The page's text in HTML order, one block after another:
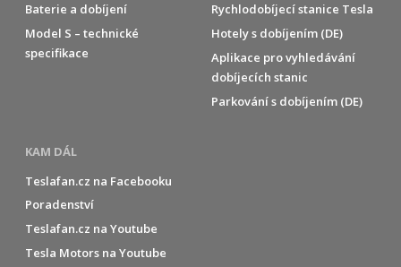
Baterie a dobíjení
Model S – technické
specifikace
Rychlodobíjecí stanice Tesla
Hotely s dobíjením (DE)
Aplikace pro vyhledávání
dobíjecích stanic
Parkování s dobíjením (DE)
KAM DÁL
Teslafan.cz na Facebooku
Poradenství
Teslafan.cz na Youtube
Tesla Motors na Youtube